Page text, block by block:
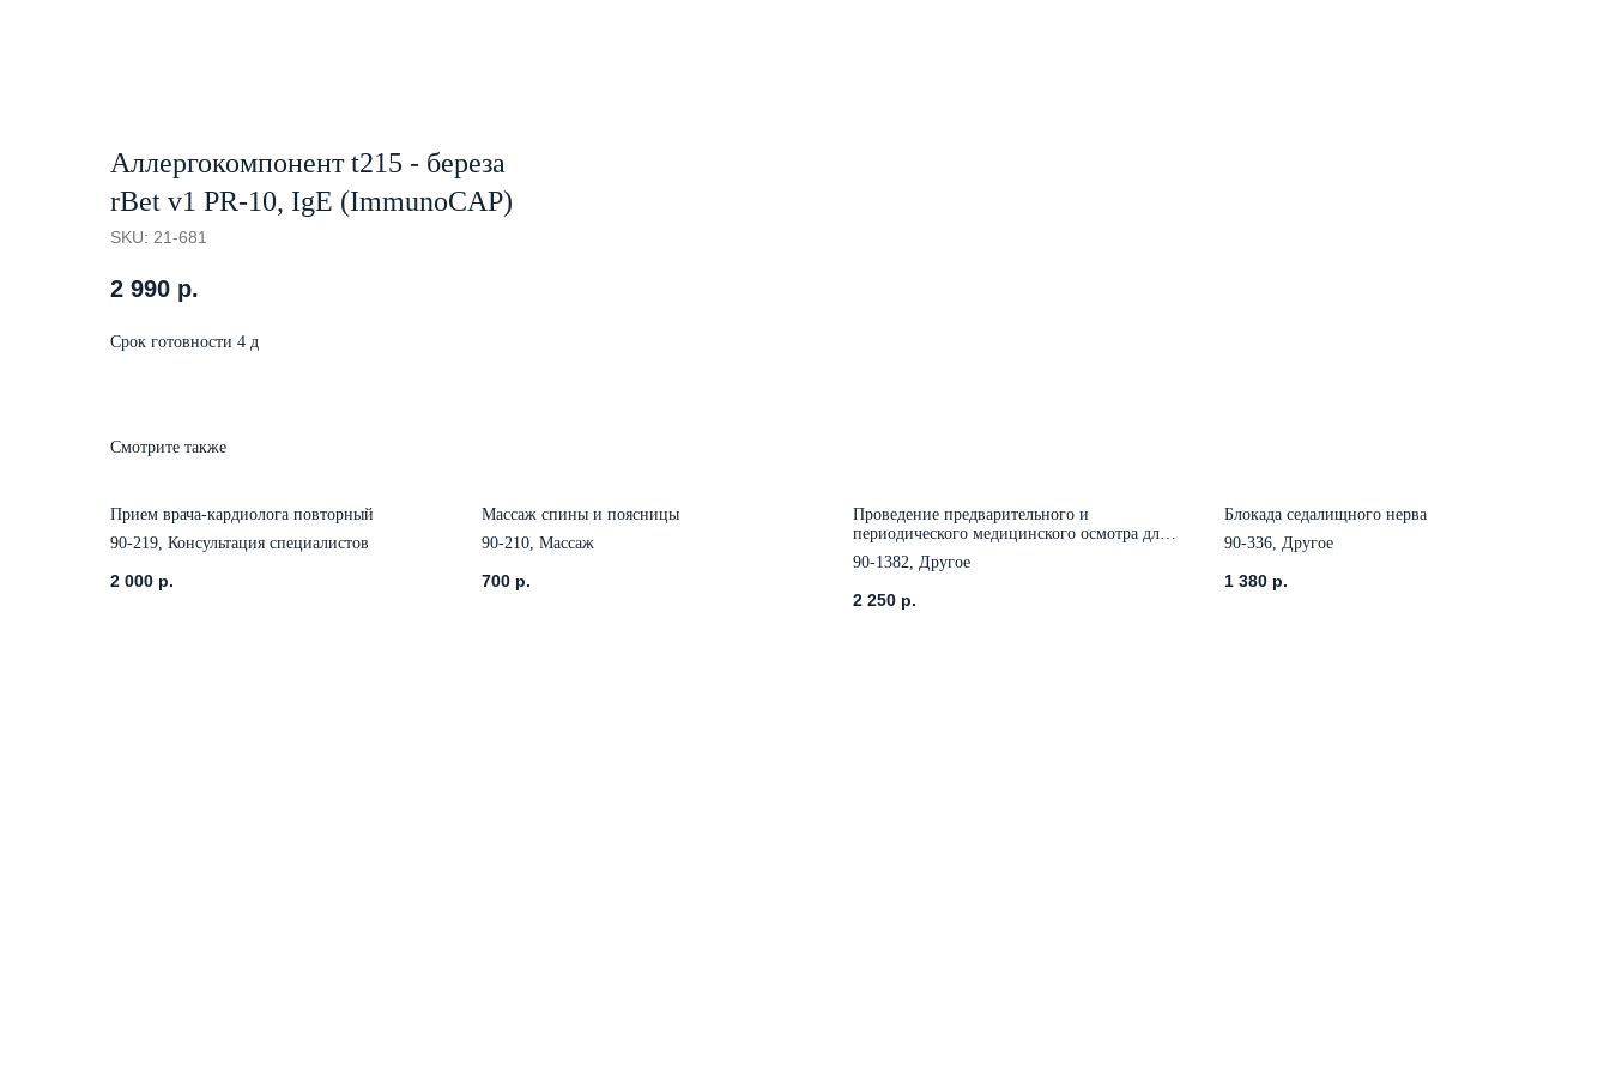
Аллергокомпонент t215 - береза
rBet v1 PR-10, IgE (ImmunoCAP)
SKU: 21-681
2 990 р.
Срок готовности 4 д
Смотрите также
Прием врача-кардиолога повторный
90-219, Консультация специалистов
2 000 р.
Массаж спины и поясницы
90-210, Массаж
700 р.
Проведение предварительного и
периодического медицинского осмотра для
мужчин с выдачей паспорта здоровья,
согласно приказа Минздрава
90-1382, Другое
2 250 р.
Блокада седалищного нерва
90-336, Другое
1 380 р.